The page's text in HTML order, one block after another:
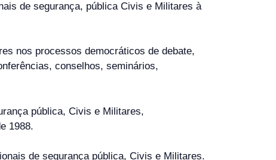
de segurança, pública Civis e Militares à
nos processos democráticos de debate,
conselhos, seminários,
pública, Civis e Militares,
1988.
de segurança pública, Civis e Militares.